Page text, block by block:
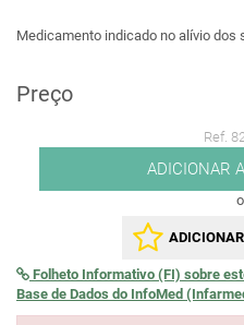
Medicamento indicado no alívio
Preço
Ref.
ADICIONAR
Folheto Informativo (FI) sobre
Base de Dados do InfoMed